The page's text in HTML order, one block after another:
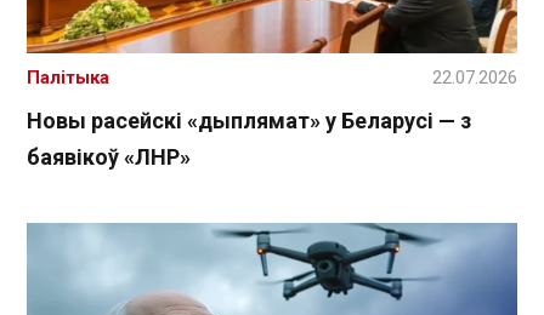
Новы расейскі «дыплямат» у Беларусі — з
баявікоў «ЛНР»
Палітыка 22.07.2026